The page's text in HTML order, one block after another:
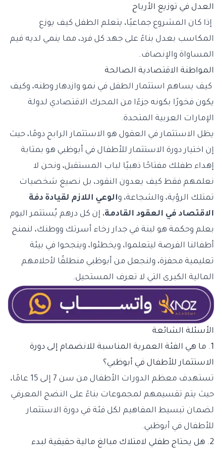
العدل في توزيع الأرباح
إذا كان المشروع جماعيًا، يتعلم الطفل كيف يوزع
المكاسب بعدل بناءً على جهد كل فرد، مما ينمي لديه قيم
المساواة والإنصاف.
المواطنة الاقتصادية الصالحة
كيف يساهم استثمار الطفل في نمو وازدهار وطنه، وكيف
يكون فخورًا بكونه جزءًا من المحرك الاقتصادي لدولة
الإمارات العربية المتحدة.
يظل الاستثمار في العقول هو الاستثمار الرابح دومًا، حيث
إن اختيار دورة الاستثمار للأطفال في أبوظبي هو بمثابة
إهداء طفلك مفتاحًا ذهبيًا لباب المستقبل، ونحن لا
نعلمهم فقط كيف يعدون النقود، بل نصيغ شخصيات
تمتلك الرؤية، والشجاعة، والوعي اللازم لقيادة دفة
الاقتصاد في العقود القادمة، إن كل درهم يُستثمر اليوم
بعلم وحكمة هو لبنة في جدار رخاء أسرتك ووطنك، لنمنح
أطفالنا الفرصة ليتعلموا، ويخطئوا، وينجحوا في بيئة
تعليمية محفزة، ولنجعل من أبوظبي منطلقًا لأحلامهم
المالية الكبرى التي لا تعرف المستحيل.
الأسئلة الشائعة
1. ما هي الفئة العمرية المناسبة للانضمام إلى دورة
الاستثمار للأطفال في أبوظبي؟
تستهدف معظم الدورات الأطفال من سن 7 إلى 15 عامًا،
حيث يتم تقسيمهم لمجموعات بناءً على النضج المعرفي
لضمان تبسيط المفاهيم لكل فئة في دورة الاستثمار
للأطفال في أبوظبي.
2. هل يحتاج طفلي لامتلاك مبالغ مالية حقيقية لبدء